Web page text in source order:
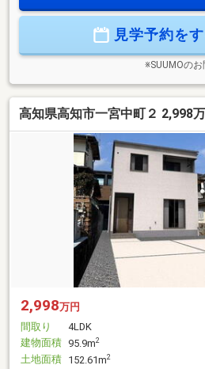
見学予約を
※SUUMOの
高知県高知市一宮中町２ 2,998
2,998万円
間取り
4LDK
建物面積 95.9m2
土地面積 152.61m2